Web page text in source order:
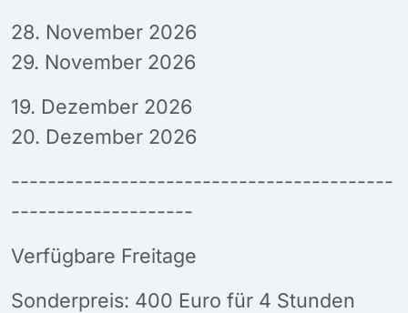
28. November 2026
29. November 2026
19. Dezember 2026
20. Dezember 2026
------------------------------------------
--------------------
Verfügbare Freitage
Sonderpreis: 400 Euro für 4 Stunden